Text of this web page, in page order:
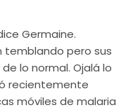
Germaine.
temblando pero sus
lo normal. Ojalá lo
recientemente
móviles de malaria